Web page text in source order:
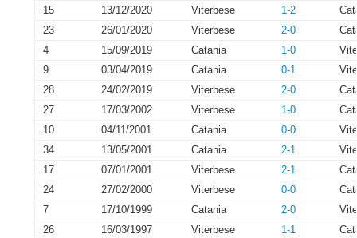
15
13/12/2020 Viterbese 1-2
23
26/01/2020 Viterbese 2-0
4
15/09/2019 Catania 1-0
9
03/04/2019 Catania 0-1
28
24/02/2019 Viterbese 2-0
27
17/03/2002 Viterbese 1-0
10
04/11/2001 Catania 0-0
34
13/05/2001 Catania 2-1
17
07/01/2001 Viterbese 2-1
24
27/02/2000 Viterbese 0-0
7
17/10/1999 Catania 2-0
26
16/03/1997 Viterbese 1-1